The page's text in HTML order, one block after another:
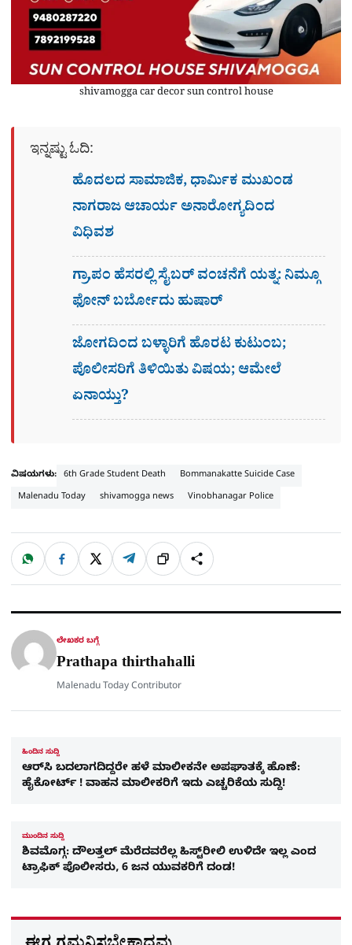
shivamogga car decor sun control house
ಇನ್ನಷ್ಟು ಓದಿ:
ಹೊದಲದ ಸಾಮಾಜಿಕ, ಧಾರ್ಮಿಕ ಮುಖಂಡ
ನಾಗರಾಜ ಆಚಾರ್ಯ ಅನಾರೋಗ್ಯದಿಂದ
ವಿಧಿವಶ
ಗ್ರಾ,ಪಂ ಹೆಸರಲ್ಲಿ ಸೈಬ‌ರ್ ವಂಚನೆಗೆ ಯತ್ನ: ನಿಮ್ಗೂ
ಫೋನ್​ ಬರ್ಬೋದು ಹುಷಾರ್​​
ಜೋಗದಿಂದ ಬಳ್ಳಾರಿಗೆ ಹೊರಟ ಕುಟುಂಬ;
ಪೊಲೀಸರಿಗೆ ತಿಳಿಯಿತು ವಿಷಯ; ಆಮೇಲೆ
ಏನಾಯ್ತು?
ವಿಷಯಗಳು: 6th Grade Student Death
Bommanakatte Suicide Case
Malenadu Today
shivamogga news Vinobhanagar Police
ಹಂಚಿಕೊಳ್ಳಿ
W
a
t
p
F
c
e
k
X T
l
e
m
ಲಿಂ
ಕ್
S
h
a
ಲೇಖಕರ ಬಗ್ಗೆ
Prathapa thirthahalli
Malenadu Today Contributor
ಹಿಂದಿನ ಸುದ್ದಿ
ಆರ್​ಸಿ ಬದಲಾಗದಿದ್ದರೇ ಹಳೆ ಮಾಲೀಕನೇ ಅಪಘಾತಕ್ಕೆ ಹೊಣೆ:
ಹೈಕೋರ್ಟ್ ! ವಾಹನ ಮಾಲೀಕರಿಗೆ ಇದು ಎಚ್ಚರಿಕೆಯ ಸುದ್ದಿ!
ಮುಂದಿನ ಸುದ್ದಿ
ಶಿವಮೊಗ್ಗ: ದೌಲತ್ತಲ್​​ ಮೆರೆದವರೆಲ್ಲ ಹಿಸ್ಟ್​​​ರೀಲಿ ಉಳಿದೇ ಇಲ್ಲ ಎಂದ
ಟ್ರಾಫಿಕ್​ ಪೊಲೀಸರು, 6 ಜನ ಯುವಕರಿಗೆ ದಂಡ!